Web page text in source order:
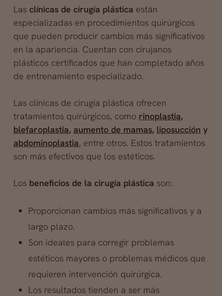
Las clínicas de cirugía plástica están
especializadas en procedimientos quirúrgicos
que pueden producir cambios más significativos
en la apariencia. Cuentan con cirujanos
plásticos certificados que han completado años
de entrenamiento especializado.
Las clínicas de cirugía plástica ofrecen
tratamientos quirúrgicos, como rinoplastia,
blefaroplastia, aumento de mamas, liposucción y
abdominoplastia, entre otros. Estos tratamientos
son más efectivos que los estéticos.
Los beneficios de la cirugía plástica son:
Proporcionan cambios más significativos y a
largo plazo.
Son ideales para corregir problemas
estéticos mayores o problemas médicos que
requieren intervención quirúrgica.
Los resultados tienden a ser más